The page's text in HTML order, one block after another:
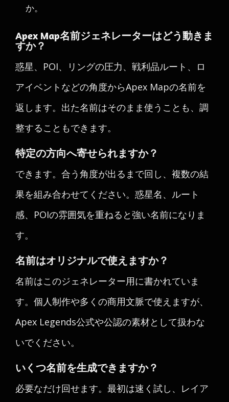
か。
Apex Map名前ジェネレーターはどう動きま
すか？
惑星、POI、リングの圧力、戦利品ルート、ロ
アイベントなどの角度からApex Mapの名前を
返します。出た名前はそのまま使うことも、調
整することもできます。
特定の方向へ寄せられますか？
できます。合う角度が出るまで回し、複数の結
果を組み合わせてください。惑星名、ルート
感、POIの雰囲気を重ねると強い名前になりま
す。
名前はオリジナルで使えますか？
名前はこのジェネレーター用に書かれていま
す。個人制作や多くの商用文脈で使えますが、
Apex Legends公式や公認の素材として扱わな
いでください。
いくつ名前を生成できますか？
必要なだけ回せます。最初は速く試し、レイア